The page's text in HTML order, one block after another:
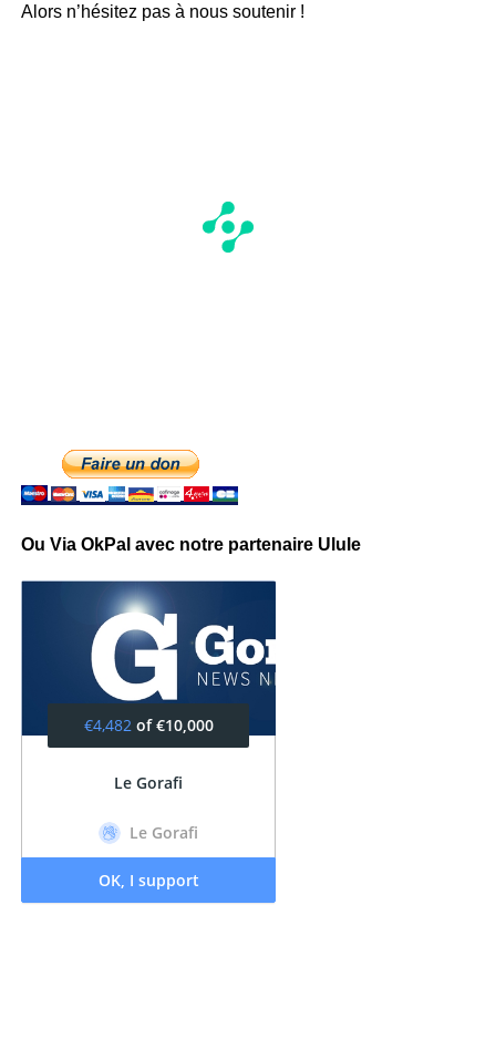
Alors n’hésitez pas à nous soutenir !
Ou Via OkPal avec notre partenaire Ulule